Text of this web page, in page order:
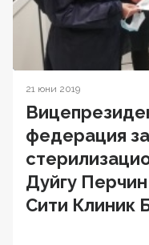
21 юни 2019
федерация
Дуйгу
Сити Клиник